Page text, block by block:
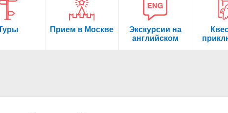
Прием в Москве
Экскурсии на
английском